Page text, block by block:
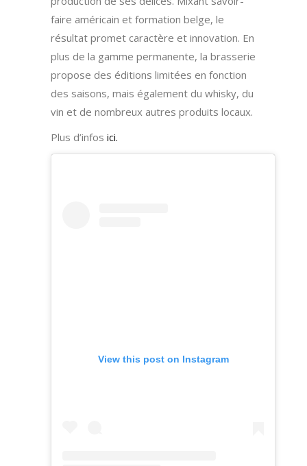
faire américain et formation belge, le
résultat promet caractère et innovation. En
plus de la gamme permanente, la brasserie
propose des éditions limitées en fonction
des saisons, mais également du whisky, du
vin et de nombreux autres produits locaux.
Plus d’infos ici.
View this post on Instagram